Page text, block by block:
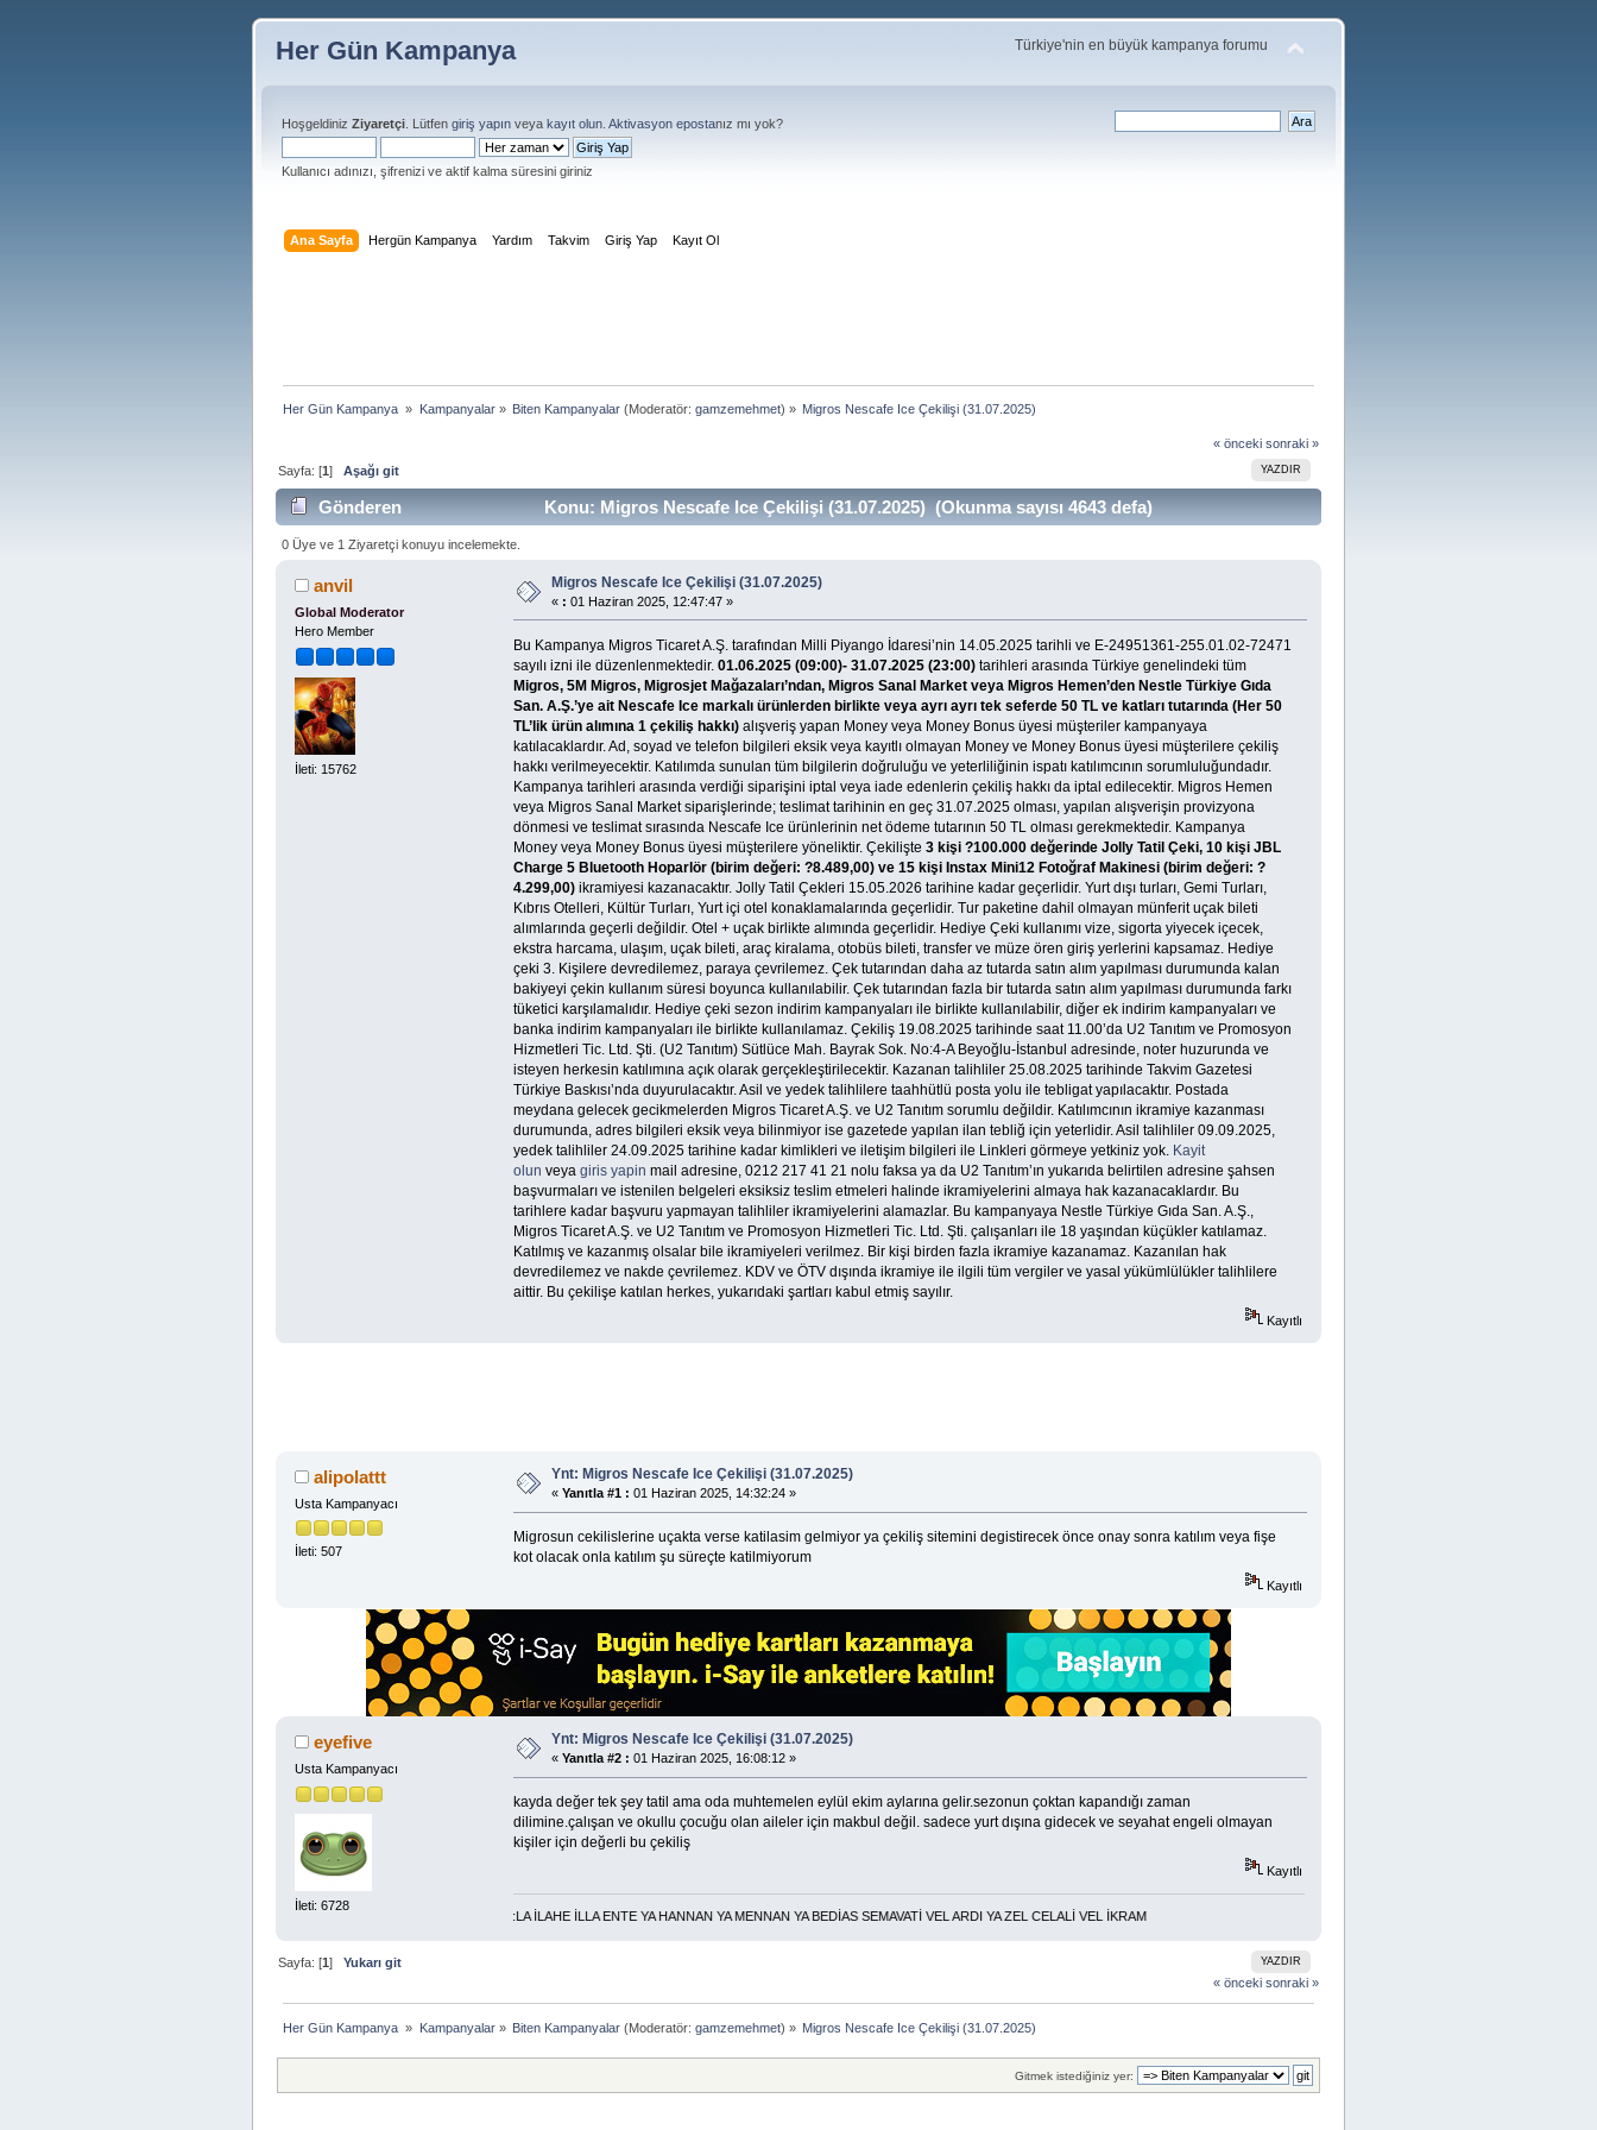
Her Gün Kampanya Türkiye'nin en büyük kampanya forumu
Hoşgeldiniz Ziyaretçi . Lütfen giriş yapın veya kayıt olun Aktivasyon epostanız mı yok?
Kullanıcı adınızı, şifrenizi ve aktif kalma süresini giriniz
Ana Sayfa Hergün Kampanya Yardım Takvim Giriş Yap Kayıt Ol
Her Gün Kampanya » Kampanyalar» Biten Kampanyalar(Moderatör: gamzemehmet) » Migros Nescafe Ice Çekilişi (31.07.2025)
« önceki sonraki »
YAZDIR
Sayfa: [1]Aşağı git
Gönderen Konu: Migros Nescafe Ice Çekilişi (31.07.2025) (Okunma sayısı 4643 defa)
0 Üye ve 1 Ziyaretçi konuyu incelemekte.
anvil
Global Moderator
Hero Member
İleti: 15762
Migros Nescafe Ice Çekilişi (31.07.2025)
« : 01 Haziran 2025, 12:47:47 »
Bu Kampanya Migros Ticaret A.Ş. tarafından Milli Piyango İdaresi’nin 14.05.2025 tarihli ve E-24951361-255.01.02-72471
sayılı izni ile düzenlenmektedir. 01.06.2025 (09:00)- 31.07.2025 (23:00)tarihleri arasında Türkiye genelindeki tüm
Migros, 5M Migros, Migrosjet Mağazaları’ndan, Migros Sanal Market veya Migros Hemen’den Nestle Türkiye Gıda
San. A.Ş.’ye ait Nescafe Ice markalı ürünlerden birlikte veya ayrı ayrı tek seferde 50 TL ve katları tutarında (Her 50
TL’lik ürün alımına 1 çekiliş hakkı)alışveriş yapan Money veya Money Bonus üyesi müşteriler kampanyaya
katılacaklardır. Ad, soyad ve telefon bilgileri eksik veya kayıtlı olmayan Money ve Money Bonus üyesi müşterilere çekiliş
hakkı verilmeyecektir. Katılımda sunulan tüm bilgilerin doğruluğu ve yeterliliğinin ispatı katılımcının sorumluluğundadır.
Kampanya tarihleri arasında verdiği siparişini iptal veya iade edenlerin çekiliş hakkı da iptal edilecektir. Migros Hemen
veya Migros Sanal Market siparişlerinde; teslimat tarihinin en geç 31.07.2025 olması, yapılan alışverişin provizyona
dönmesi ve teslimat sırasında Nescafe Ice ürünlerinin net ödeme tutarının 50 TL olması gerekmektedir. Kampanya
Money veya Money Bonus üyesi müşterilere yöneliktir. Çekilişte 3 kişi ?100.000 değerinde Jolly Tatil Çeki, 10 kişi JBL
Charge 5 Bluetooth Hoparlör (birim değeri: ?8.489,00) ve 15 kişi Instax Mini12 Fotoğraf Makinesi (birim değeri: ?
4.299,00)ikramiyesi kazanacaktır. Jolly Tatil Çekleri 15.05.2026 tarihine kadar geçerlidir. Yurt dışı turları, Gemi Turları,
Kıbrıs Otelleri, Kültür Turları, Yurt içi otel konaklamalarında geçerlidir. Tur paketine dahil olmayan münferit uçak bileti
alımlarında geçerli değildir. Otel + uçak birlikte alımında geçerlidir. Hediye Çeki kullanımı vize, sigorta yiyecek içecek,
ekstra harcama, ulaşım, uçak bileti, araç kiralama, otobüs bileti, transfer ve müze ören giriş yerlerini kapsamaz. Hediye
çeki 3. Kişilere devredilemez, paraya çevrilemez. Çek tutarından daha az tutarda satın alım yapılması durumunda kalan
bakiyeyi çekin kullanım süresi boyunca kullanılabilir. Çek tutarından fazla bir tutarda satın alım yapılması durumunda farkı
tüketici karşılamalıdır. Hediye çeki sezon indirim kampanyaları ile birlikte kullanılabilir, diğer ek indirim kampanyaları ve
banka indirim kampanyaları ile birlikte kullanılamaz. Çekiliş 19.08.2025 tarihinde saat 11.00’da U2 Tanıtım ve Promosyon
Hizmetleri Tic. Ltd. Şti. (U2 Tanıtım) Sütlüce Mah. Bayrak Sok. No:4-A Beyoğlu-İstanbul adresinde, noter huzurunda ve
isteyen herkesin katılımına açık olarak gerçekleştirilecektir. Kazanan talihliler 25.08.2025 tarihinde Takvim Gazetesi
Türkiye Baskısı’nda duyurulacaktır. Asil ve yedek talihlilere taahhütlü posta yolu ile tebligat yapılacaktır. Postada
meydana gelecek gecikmelerden Migros Ticaret A.Ş. ve U2 Tanıtım sorumlu değildir. Katılımcının ikramiye kazanması
durumunda, adres bilgileri eksik veya bilinmiyor ise gazetede yapılan ilan tebliğ için yeterlidir. Asil talihliler 09.09.2025,
yedek talihliler 24.09.2025 tarihine kadar kimlikleri ve iletişim bilgileri ile Linkleri görmeye yetkiniz yok. Kayit
olun veya giris yapin mail adresine, 0212 217 41 21 nolu faksa ya da U2 Tanıtım’ın yukarıda belirtilen adresine şahsen
başvurmaları ve istenilen belgeleri eksiksiz teslim etmeleri halinde ikramiyelerini almaya hak kazanacaklardır. Bu
tarihlere kadar başvuru yapmayan talihliler ikramiyelerini alamazlar. Bu kampanyaya Nestle Türkiye Gıda San. A.Ş.,
Migros Ticaret A.Ş. ve U2 Tanıtım ve Promosyon Hizmetleri Tic. Ltd. Şti. çalışanları ile 18 yaşından küçükler katılamaz.
Katılmış ve kazanmış olsalar bile ikramiyeleri verilmez. Bir kişi birden fazla ikramiye kazanamaz. Kazanılan hak
devredilemez ve nakde çevrilemez. KDV ve ÖTV dışında ikramiye ile ilgili tüm vergiler ve yasal yükümlülükler talihlilere
aittir. Bu çekilişe katılan herkes, yukarıdaki şartları kabul etmiş sayılır.
Kayıtlı
alipolattt
Usta Kampanyacı
İleti: 507
Ynt: Migros Nescafe Ice Çekilişi (31.07.2025)
« Yanıtla #1 : 01 Haziran 2025, 14:32:24 »
Migrosun cekilislerine uçakta verse katilasim gelmiyor ya çekiliş sitemini degistirecek önce onay sonra katılım veya fişe
kot olacak onla katılım şu süreçte katilmiyorum
Kayıtlı
eyefive
Usta Kampanyacı
İleti: 6728
Ynt: Migros Nescafe Ice Çekilişi (31.07.2025)
« Yanıtla #2 : 01 Haziran 2025, 16:08:12 »
kayda değer tek şey tatil ama oda muhtemelen eylül ekim aylarına gelir.sezonun çoktan kapandığı zaman
dilimine.çalışan ve okullu çocuğu olan aileler için makbul değil. sadece yurt dışına gidecek ve seyahat engeli olmayan
kişiler için değerli bu çekiliş
Kayıtlı
DÜNYA-AHİRET MADDİ-MANEVİ BOL RIZIK İÇİN TESPİH:LA İLAHE İLLA ENTE YA HANNAN YA MENNAN YA BEDİAS SEMAVATİ VEL ARDI YA ZEL CELALİ VEL İKRAM
YAZDIR
Sayfa: [1]Yukarı git
« önceki sonraki »
Her Gün Kampanya » Kampanyalar» Biten Kampanyalar(Moderatör: gamzemehmet) » Migros Nescafe Ice Çekilişi (31.07.2025)
Gitmek istediğiniz yer: